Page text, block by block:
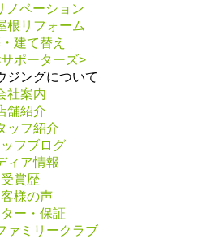
ノベーション
根リフォーム
建て替え
ポーターズ>
ジングについて
社案内
舗紹介
ッフ紹介
フブログ
ィア情報
受賞歴
様の声
ー・保証
ァミリークラブ